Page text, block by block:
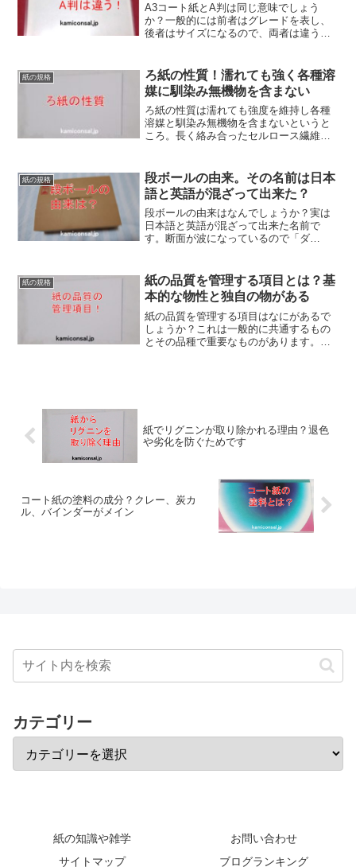
A3コート紙とA判は同じ意味でしょう
か？一般的には前者はグレードを表し、
後者はサイズになるので、両者は違うこ
ややこしいことは起こりません。A3コー
ト紙は混同に注意が必要です。
紙の規格
ろ紙の性質！濡れても強く各種溶
媒に馴染み無機物を含まない
ろ紙の性質は濡れても強度を維持し各種
溶媒と馴染み無機物を含まないというと
ころ。長く絡み合ったセルロース繊維に
め精密な分析に便利です。ろ紙の性質を
知り適切なものを選んで下さいね！
紙の規格
段ボールの由来。その名前は日本
語と英語が混ざって出来た？
段ボールの由来はなんでしょうか？実は
日本語と英語が混ざって出来た名前で
す。断面が波になっているので「ダ
来はそんな感じですが、梱包資材として
は今後も需要は増え続けそうです。
紙の規格
紙の品質を管理する項目とは？基
本的な物性と独自の物がある
紙の品質を管理する項目はなにがあるで
しょうか？これは一般的に共通するもの
とその品種で重要なものがあります。米
紙でリグニンが取り除かれる理由？退色
や劣化を防ぐためです
コート紙の塗料の成分？クレー、炭カ
ル、バインダーがメイン
カテゴリー
紙の知識や雑学
お問い合わせ
サイトマップ
ブログランキング